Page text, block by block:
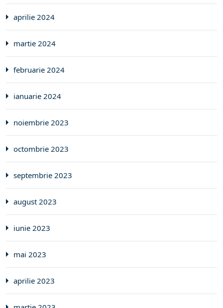
aprilie 2024
martie 2024
februarie 2024
ianuarie 2024
noiembrie 2023
octombrie 2023
septembrie 2023
august 2023
iunie 2023
mai 2023
aprilie 2023